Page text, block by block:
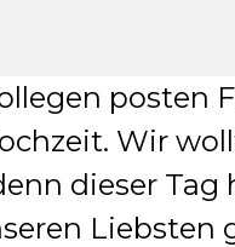
posten
Wir
dieser Tag
Liebsten